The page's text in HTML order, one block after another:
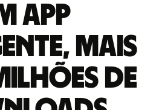
app
mais
de